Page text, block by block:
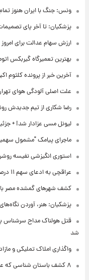
ونس: جنگ با ایران هنوز
پزشکیان: تا آخر پای
ارزش سهام عدالت برای امروز ۱۷ مرداد ۱۴۰۵ + جدول
بهترین تعمیرگاه گیربکس
آخرین خبر از پرونده کلثوم
علت اصلی آلودگی هوای
رضا شکاری از تیم جدیدش
لیونل مسی عزادار شد! +
ماجرای پیامک "مشمول
استوری انگیزشی نفیسه
عراقچی به ادعای سهم ۱۱ درصدی ایران از خزر پاسخ داد
کشف شهرهای گمشده مصر
پزشکیان: هنر، آوردن
قتل هولناک مداح سرشناس
شد
واگذاری املاک تملیکی و
۸ کشف باستان شناسی که علم هنوز توضیحی برای آنها ندارد+ تصاویر